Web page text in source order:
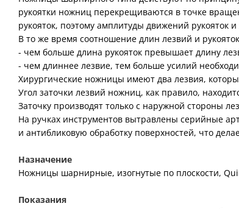
рукоятки ножниц перекрещиваются в точке
рукояток, поэтому амплитуды движений рукояток
В то же время соотношение длин лезвий и
- чем больше длина рукояток превышает длину
- чем длиннее лезвие, тем больше усилий
Хирургические ножницы имеют два лезвия,
Угол заточки лезвий ножниц, как правило,
Заточку производят только с наружной стороны
На ручках инструментов вытравлены серийные
и антибликовую обработку поверхностей, что
Назначение
Ножницы шарнирные, изогнутые по плоскости,
Показания